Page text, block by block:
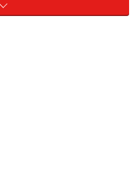
し高台にあるため、坂道を